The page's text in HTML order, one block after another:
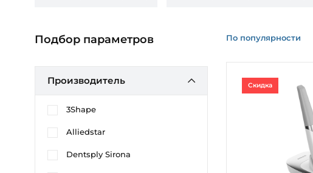
Подбор параметров
Производитель
3Shape
Alliedstar
Dentsply Sirona
По популярности
Скидка